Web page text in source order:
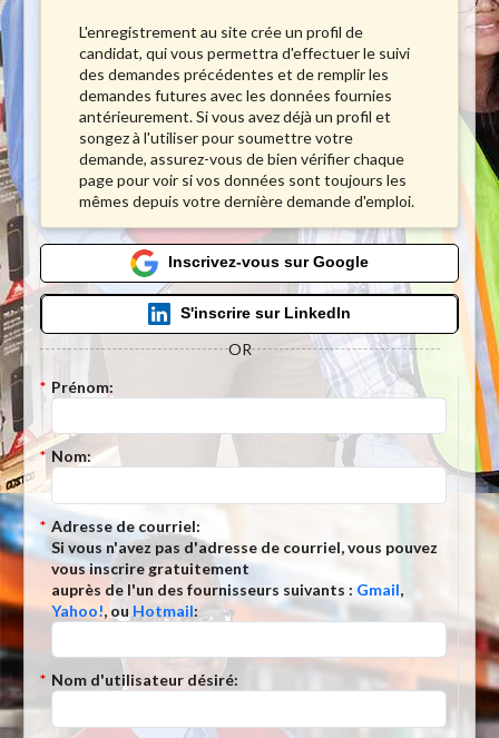
L'enregistrement au site crée un profil de
candidat, qui vous permettra d'effectuer le suivi
des demandes précédentes et de remplir les
demandes futures avec les données fournies
antérieurement. Si vous avez déjà un profil et
songez à l'utiliser pour soumettre votre
demande, assurez-vous de bien vérifier chaque
page pour voir si vos données sont toujours les
mêmes depuis votre dernière demande d'emploi.
Inscrivez-vous sur Google
S'inscrire sur LinkedIn
OR
* Prénom:
* Nom:
* Adresse de courriel:
Si vous n'avez pas d'adresse de courriel, vous pouvez
vous inscrire gratuitement
auprès de l'un des fournisseurs suivants : Gmail,
Yahoo!, ou Hotmail:
* Nom d'utilisateur désiré: